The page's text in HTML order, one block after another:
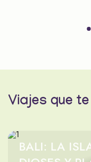
Viajes que
BALI: LA